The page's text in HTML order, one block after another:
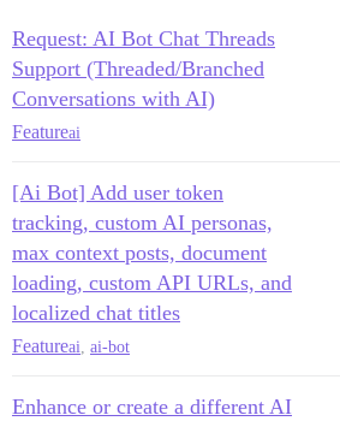
Request: AI Bot Chat Threads
Support (Threaded/Branched
Conversations with AI)
Featureai
[Ai Bot] Add user token
tracking, custom AI personas,
max context posts, document
loading, custom API URLs, and
localized chat titles
Featureai ai-bot
Enhance or create a different AI